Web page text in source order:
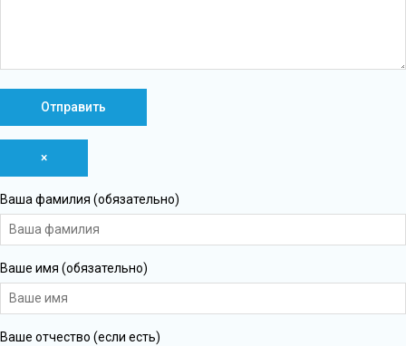
×
Ваша фамилия (обязательно)
Ваше имя (обязательно)
Ваше отчество (если есть)